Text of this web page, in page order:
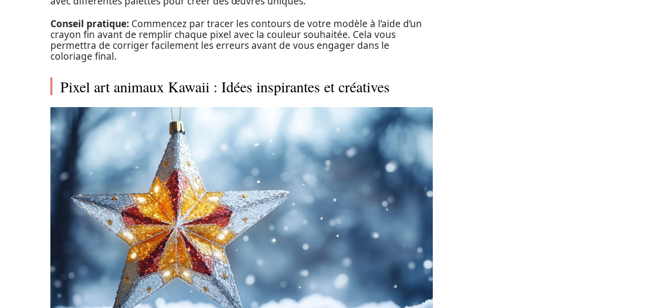
Conseil pratique: Commencez par tracer les contours de votre modèle à l’aide d’un
crayon fin avant de remplir chaque pixel avec la couleur souhaitée. Cela vous
permettra de corriger facilement les erreurs avant de vous engager dans le
coloriage final.
Pixel art animaux Kawaii : Idées inspirantes et créatives